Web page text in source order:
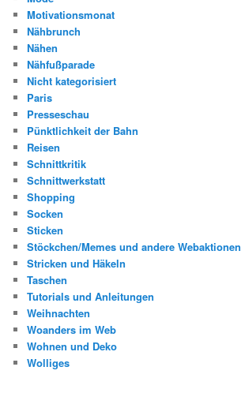
Motivationsmonat
Nähbrunch
Nähen
Nähfußparade
Nicht kategorisiert
Paris
Presseschau
Pünktlichkeit der Bahn
Reisen
Schnittkritik
Schnittwerkstatt
Shopping
Socken
Sticken
Stöckchen/Memes und andere Webaktionen
Stricken und Häkeln
Taschen
Tutorials und Anleitungen
Weihnachten
Woanders im Web
Wohnen und Deko
Wolliges